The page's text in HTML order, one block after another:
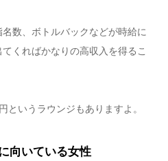
数、ボトルバックなどが時給に
くればかなりの高収入を得るこ
いうラウンジもありますよ。
向いている女性